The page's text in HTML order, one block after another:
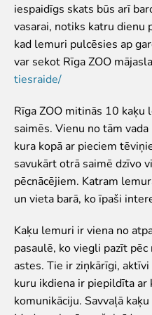
Iespējas skolēniem un
Studentu izstrādātie darbi
Izglītība
Izglītības stratēģija
"Zinarium" apmeklējums
Kohēzijas fonda projekts
LVAF projekti
"Cīruļi"
Darba laiks "Cīruļos"
Kā nokļūt "Cīruļos"
"Cīruļu" karte
Par ārpilsētas bāzi "Cīruļi"
"Cīruļu" kontaktinformācija
iespaidīgs skats būs arī
vasarai, notiks katru dienu
kad lemuri pulcēsies ap
var sekot Rīga ZOO
tiesraide/
Rīga ZOO mitinās 10 kaķu
saimēs. Vienu no tām
kura kopā ar pieciem
savukārt otrā saimē dzīvo
pēcnācējiem. Katram
un vieta barā, ko īpaši
Kaķu lemuri ir viena no
pasaulē, ko viegli pazīt
astes. Tie ir ziņkārīgi,
kuru ikdiena ir piepildīta ar
komunikāciju. Savvaļā